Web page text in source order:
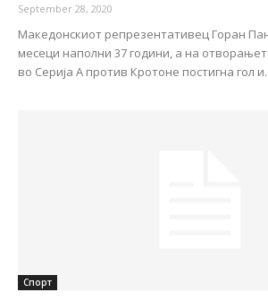
September 28, 2020
Македонскиот репрезентативец Горан
месеци наполни 37 години, а на
во Серија А против Кротоне постигна гол
Спорт